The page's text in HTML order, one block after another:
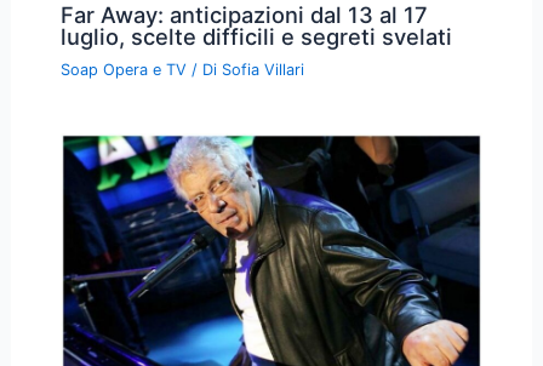
Far Away: anticipazioni dal 13 al 17
luglio, scelte difficili e segreti svelati
Soap Opera e TV / Di Sofia Villari